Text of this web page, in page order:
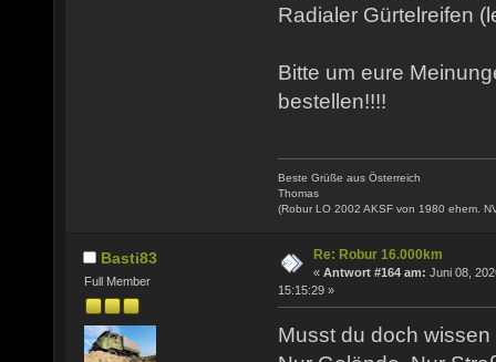
Radialer Gürtelreifen
Bitte um eure
bestellen!!!!
Beste Grüße aus Österreich
Thomas
(Robur LO 2002 AKSF von 1980 ehem.
Basti83
Full Member
Re: Robur 16.000km
« Antwort #164 am: Juni 08,
15:15:29 »
Musst du doch